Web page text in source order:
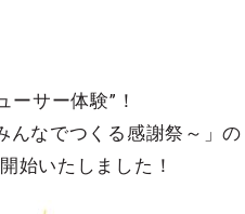
サー体験”！
んなでつくる感謝祭～」の
始いたしました！